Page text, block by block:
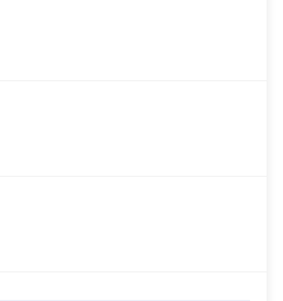
Mein Ansatz:
und Schamane mit